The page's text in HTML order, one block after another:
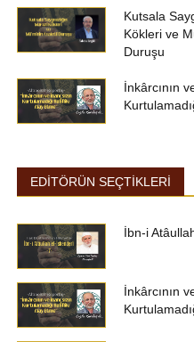
Kutsala
Kökleri ve
Duruşu
İnkârcının
EDİTÖRÜN SEÇTİKLERİ
İbn-i
İnkârcının